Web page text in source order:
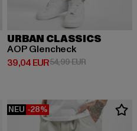
EUR
URBAN CLASSICS
AOP Glencheck
39,04 EUR
Derzeitiger Preis: 39,04 EUR
54,99 EURAktionspreis:
NEU -28%